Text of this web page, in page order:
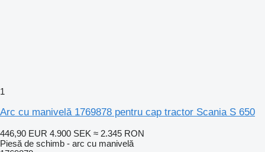
1
Arc cu manivelă 1769878 pentru cap tractor Scania S 650
446,90 EUR 4.900 SEK ≈ 2.345 RON
Piesă de schimb - arc cu manivelă